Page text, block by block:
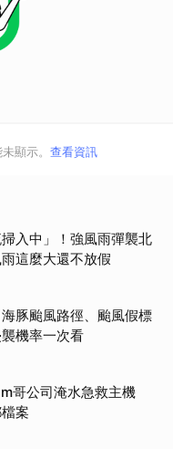
顯示。 查看資訊
入中」！強風雨彈襲北
這麼大還不放假
豚颱風路徑、颱風假標
機率一次看
哥公司淹水急救主機
案